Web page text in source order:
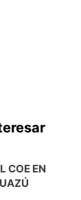
COE EN